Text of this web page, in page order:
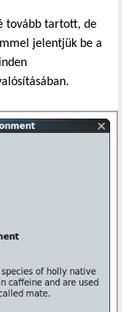
tovább tartott, de
jelentjük be a